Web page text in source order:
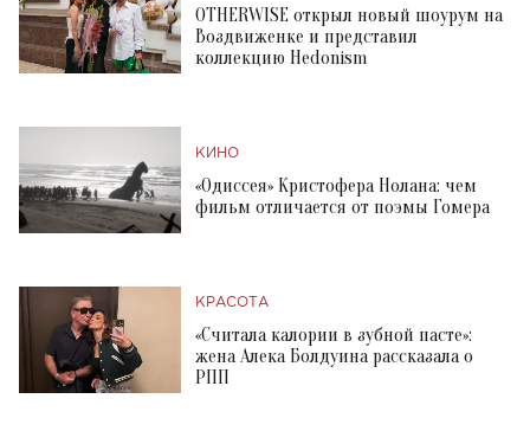
OTHERWISE открыл новый шоурум на
Воздвиженке и представил
коллекцию Hedonism
КИНО
«Одиссея» Кристофера Нолана: чем
фильм отличается от поэмы Гомера
КРАСОТА
«Считала калории в зубной пасте»:
жена Алека Болдуина рассказала о
РПП